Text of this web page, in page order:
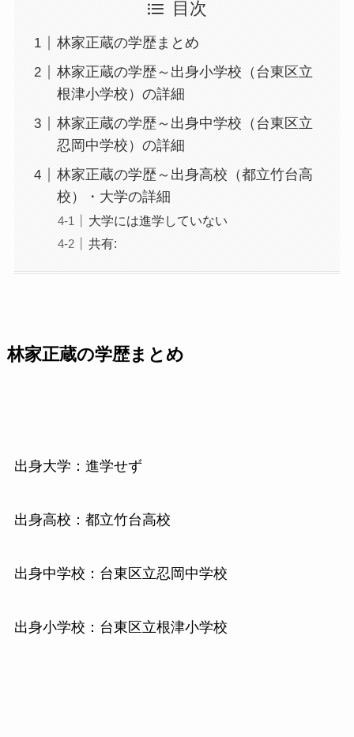
目次
林家正蔵の学歴まとめ
林家正蔵の学歴～出身小学校（台東区立
根津小学校）の詳細
林家正蔵の学歴～出身中学校（台東区立
忍岡中学校）の詳細
林家正蔵の学歴～出身高校（都立竹台高
校）・大学の詳細
大学には進学していない
共有:
林家正蔵の学歴まとめ
出身大学：進学せず
出身高校：都立竹台高校
出身中学校：台東区立忍岡中学校
出身小学校：台東区立根津小学校